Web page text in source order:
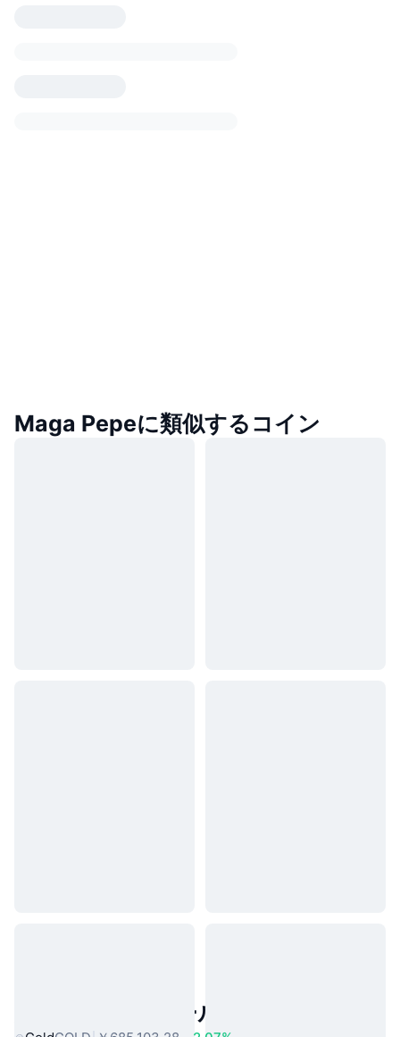
Maga Pepeに類似するコイン
人気のリアルワールドアセット